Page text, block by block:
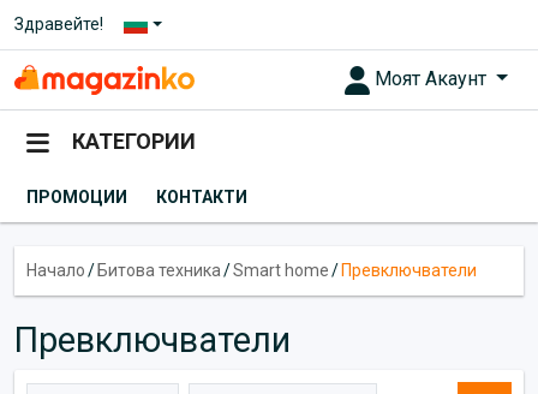
Здравейте!
Моят Акаунт
КАТЕГОРИИ
ПРОМОЦИИ КОНТАКТИ
Начало/ Битова техника/Smart home/ Превключватели
Превключватели